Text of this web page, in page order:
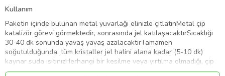
Kullanım
Paketin içinde bulunan metal yuvarlağı elinizle çıtlatınMetal çip
katalizör görevi görmektedir, sonrasında jel katılaşacaktırSıcaklığı
30-40 dk sonunda yavaş yavaş azalacaktırTamamen
soğutulduğunda, tüm kristaller jel halini alana kadar (5-10 dk)
kaynar suda ısıtınızHerhangi bir kesilme veya yırtılma olmadığı, çip
kırılmadığı sürece ısıtıcıyı tekrar tekrar kullanabilirsiniz